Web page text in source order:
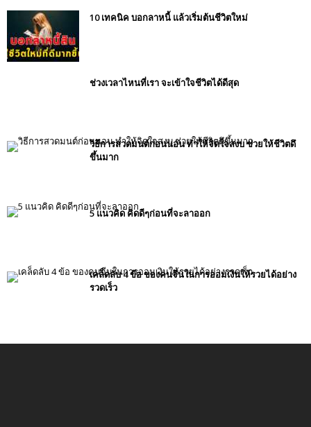
10 เทคนิค บอกลาหนี้ แล้วเริ่มต้นชีวิตใหม่
ช่วงเวลาไหนที่เรา จะเข้าใจชีวิตได้ดีสุด
วิธีการสวดมนต์ก่อนนอน ทำให้จิดใจสงบ ช่วยให้ชีวิตดึ
ขึ้นมาก
5 แนวคิด คิดดีๆก่อนที่จะลาออก
เคล็ดลับ 4 ข้อ ของคนจีนในการออมเงินให้รวยได้อย่าง
รวดเร็ว